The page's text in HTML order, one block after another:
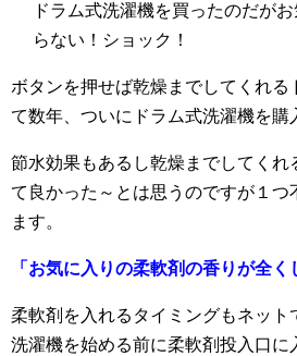
ドラム式洗濯機を買ったのだが
らない！ショック！
ボタンを押せば乾燥までしてくれる
て数年、ついにドラム式洗濯機を購
節水効果もあるし乾燥までしてくれ
て良かった～とは思うのですが１つ
ます。
「お気に入りの柔軟剤の香りが全く
柔軟剤を入れるタイミングもネット
洗濯機を始める前に柔軟剤投入口